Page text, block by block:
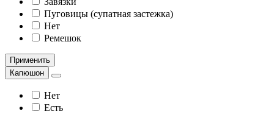
Пуговицы (супатная застежка)
Нет
Ремешок
Применить
Капюшон
Нет
Есть